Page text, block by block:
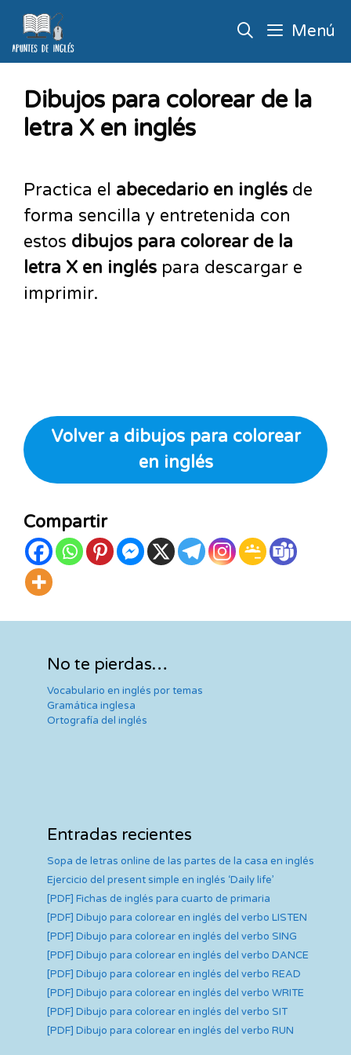
Menú
Dibujos para colorear de la
letra X en inglés
Practica el abecedario en inglés de
forma sencilla y entretenida con
estos dibujos para colorear de la
letra X en inglés para descargar e
imprimir.
Volver a dibujos para colorear
en inglés
Compartir
No te pierdas…
Vocabulario en inglés por temas
Gramática inglesa
Ortografía del inglés
Entradas recientes
Sopa de letras online de las partes de la casa en inglés
Ejercicio del present simple en inglés ‘Daily life’
[PDF] Fichas de inglés para cuarto de primaria
[PDF] Dibujo para colorear en inglés del verbo LISTEN
[PDF] Dibujo para colorear en inglés del verbo SING
[PDF] Dibujo para colorear en inglés del verbo DANCE
[PDF] Dibujo para colorear en inglés del verbo READ
[PDF] Dibujo para colorear en inglés del verbo WRITE
[PDF] Dibujo para colorear en inglés del verbo SIT
[PDF] Dibujo para colorear en inglés del verbo RUN